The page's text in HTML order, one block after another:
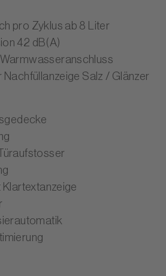
pro Zyklus ab 8 Liter
42 dB(A)
Nachfüllanzeige Salz / Glänzer
Klartextanzeige